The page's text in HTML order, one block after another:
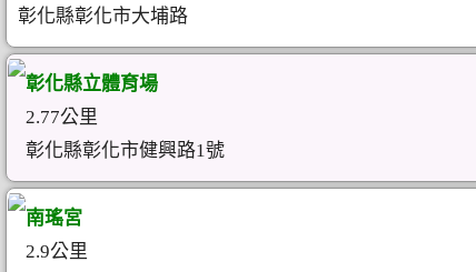
彰化縣彰化市大埔路
彰化縣立體育場
2.77公里
彰化縣彰化市健興路1號
南瑤宮
2.9公里